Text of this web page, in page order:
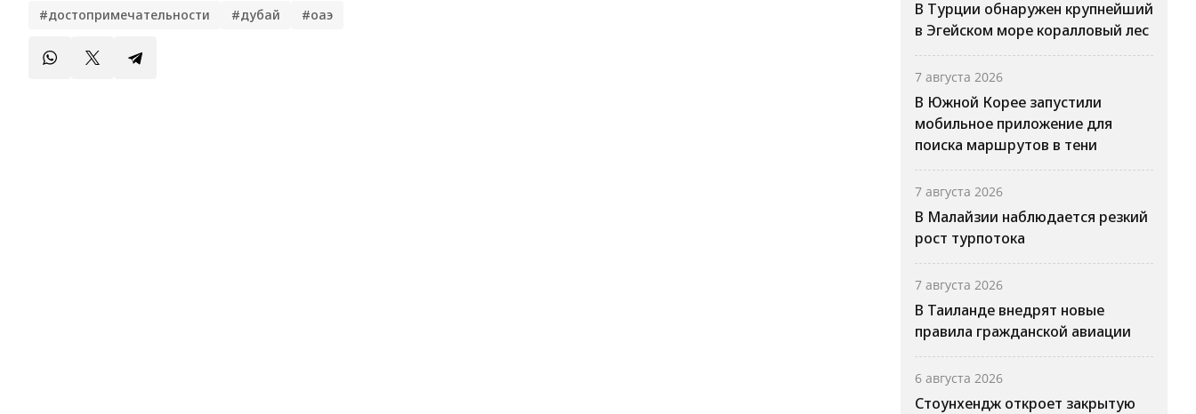
#достопримечательности #дубай #оаэ
В Турции обнаружен крупнейший
в Эгейском море коралловый лес
7 августа 2026
В Южной Корее запустили
мобильное приложение для
поиска маршрутов в тени
7 августа 2026
В Малайзии наблюдается резкий
рост турпотока
7 августа 2026
В Таиланде внедрят новые
правила гражданской авиации
6 августа 2026
Стоунхендж откроет закрытую